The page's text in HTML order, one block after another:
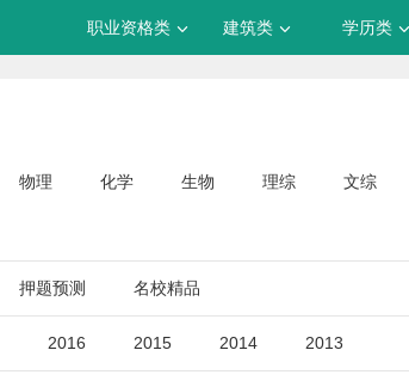
职业资格类 建筑类 学历类
物理 化学 生物 理综 文综
押题预测 名校精品
2016 2015 2014 2013